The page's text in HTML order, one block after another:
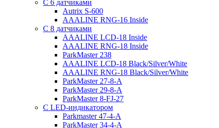
С 6 датчиками
Autrix S-600
AAALINE RNG-16 Inside
С 8 датчиками
AAALINE LCD-18 Inside
AAALINE RNG-18 Inside
ParkMaster 238
AAALINE LCD-18 Black/Silver/White
AAALINE RNG-18 Black/Silver/White
ParkMaster 27-8-A
ParkMaster 29-8-A
ParkMaster 8-FJ-27
С LED-индикатором
Parkmaster 47-4-A
ParkMaster 34-4-A